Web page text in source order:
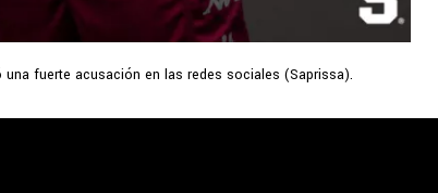
una fuerte acusación en las redes sociales (Saprissa).